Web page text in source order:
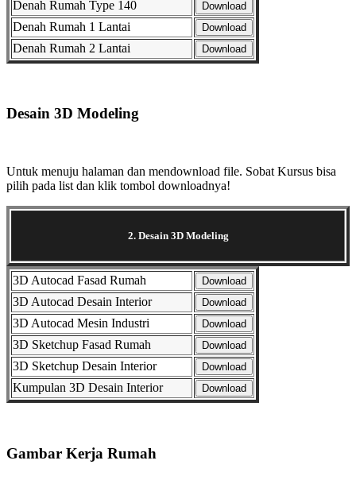
Denah Rumah Type 140 Download
Denah Rumah 1 Lantai Download
Denah Rumah 2 Lantai Download
Desain 3D Modeling
Untuk menuju halaman dan mendownload file. Sobat Kursus bisa
pilih pada list dan klik tombol downloadnya!
2. Desain 3D Modeling
3D Autocad Fasad Rumah Download
3D Autocad Desain Interior Download
3D Autocad Mesin Industri Download
3D Sketchup Fasad Rumah Download
3D Sketchup Desain Interior Download
Kumpulan 3D Desain Interior Download
Gambar Kerja Rumah